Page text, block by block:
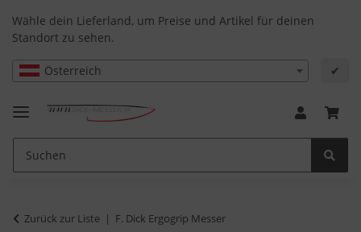
Wähle dein Lieferland, um Preise und Artikel für deinen
Standort zu sehen.
Österreich ✔
Zurück zur Liste F. Dick Ergogrip Messer